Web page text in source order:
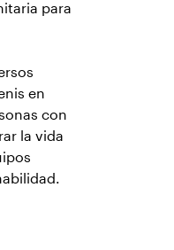
para
en
con
la vida